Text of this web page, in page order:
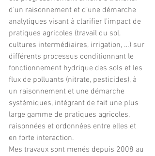
d’un raisonnement et d’une démarche
analytiques visant à clarifier l’impact de
pratiques agricoles (travail du sol,
cultures intermédiaires, irrigation, …) sur
différents processus conditionnant le
fonctionnement hydrique des sols et les
flux de polluants (nitrate, pesticides), à
un raisonnement et une démarche
systémiques, intégrant de fait une plus
large gamme de pratiques agricoles,
raisonnées et ordonnées entre elles et
en forte interaction.
Mes travaux sont menés depuis 2008 au